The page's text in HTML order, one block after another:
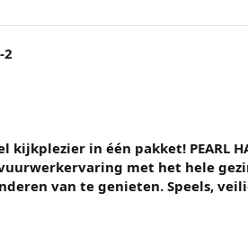
2
kijkplezier in één pakket! PEARL
met het hele
van te genieten. Speels,